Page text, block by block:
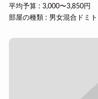
平均予算 : 3,000〜3,850円
部屋の種類 : 男女混合ドミ